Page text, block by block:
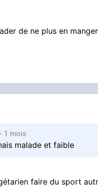
de ne plus en
James
1 mois
malade et faible
faire du sport